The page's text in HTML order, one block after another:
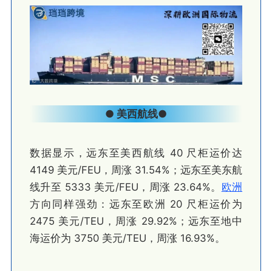
● 美西航线●
数据显示，远东至美西航线 40 尺柜运价达
4149 美元/FEU，周涨 31.54%；远东至美东航
线升至 5333 美元/FEU，周涨 23.64%。 欧洲
方向同样强劲：远东至欧洲 20 尺柜运价为
2475 美元/TEU，周涨 29.92%；远东至地中
海运价为 3750 美元/TEU，周涨 16.93%。